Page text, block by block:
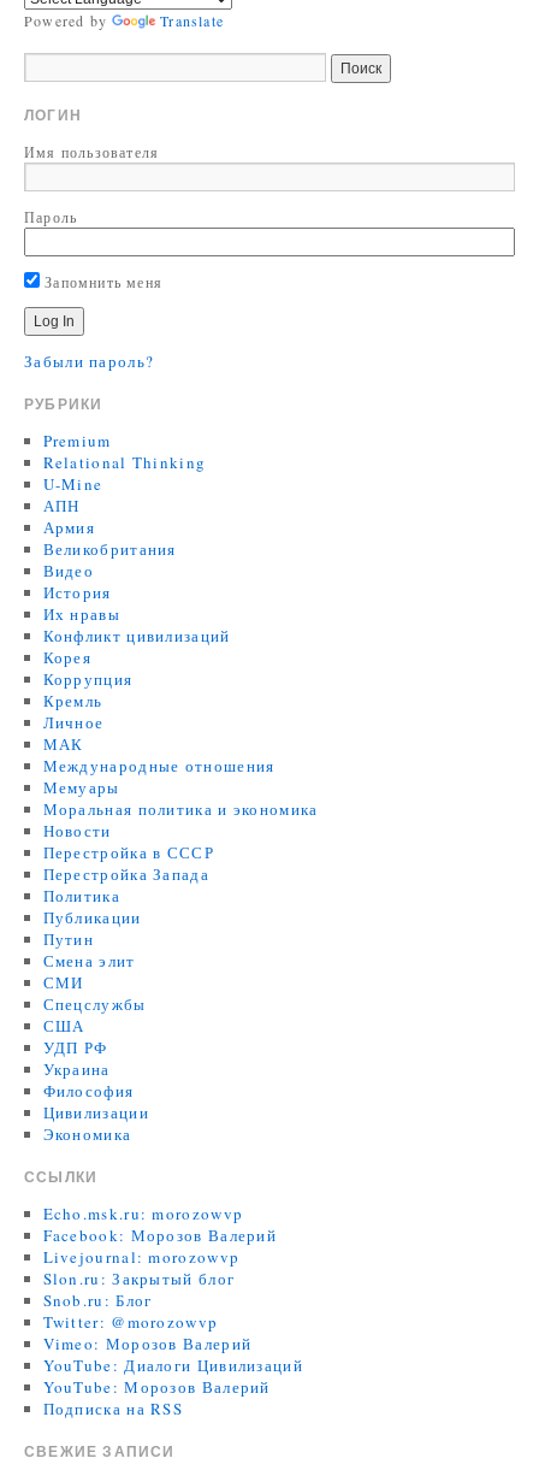
Powered by Translate
ЛОГИН
Имя пользователя
Пароль
Запомнить меня
Забыли пароль?
РУБРИКИ
Premium
Relational Thinking
U-Mine
АПН
Армия
Великобритания
Видео
История
Их нравы
Конфликт цивилизаций
Корея
Коррупция
Кремль
Личное
МАК
Международные отношения
Мемуары
Моральная политика и экономика
Новости
Перестройка в СССР
Перестройка Запада
Политика
Публикации
Путин
Смена элит
СМИ
Спецслужбы
США
УДП РФ
Украина
Философия
Цивилизации
Экономика
ССЫЛКИ
Echo.msk.ru: morozowvp
Facebook: Морозов Валерий
Livejournal: morozowvp
Slon.ru: Закрытый блог
Snob.ru: Блог
Twitter: @morozowvp
Vimeo: Морозов Валерий
YouTube: Диалоги Цивилизаций
YouTube: Морозов Валерий
Подписка на RSS
СВЕЖИЕ ЗАПИСИ